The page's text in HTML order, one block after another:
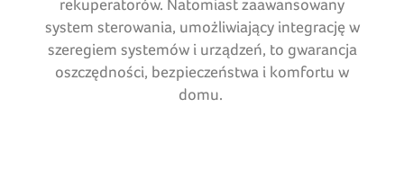
rekuperatorów. Natomiast zaawansowany
system sterowania, umożliwiający integrację w
szeregiem systemów i urządzeń, to gwarancja
oszczędności, bezpieczeństwa i komfortu w
domu.